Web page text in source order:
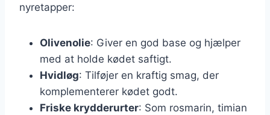
nyretapper:
Olivenolie: Giver en god base og hjælper
med at holde kødet saftigt.
Hvidløg: Tilføjer en kraftig smag, der
komplementerer kødet godt.
Friske krydderurter: Som rosmarin, timian